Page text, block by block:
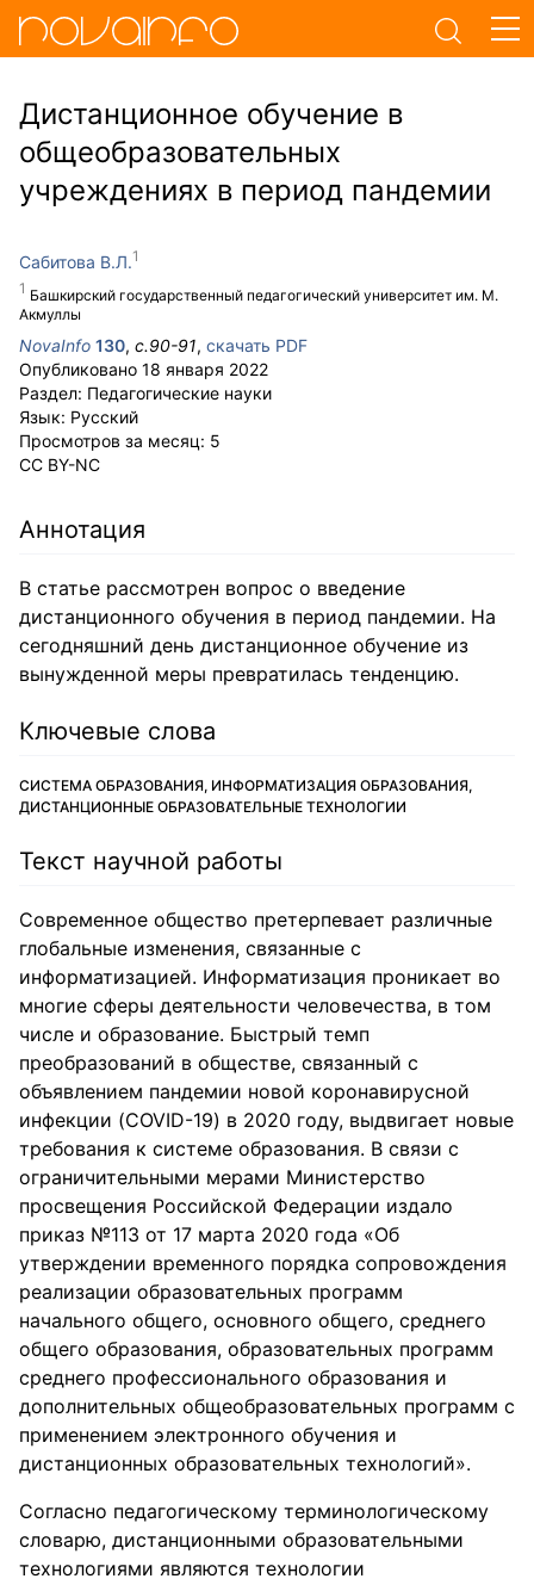
Дистанционное обучение в
общеобразовательных
учреждениях в период пандемии
Сабитова В.Л.
Башкирский государственный педагогический университет им. М.
Акмуллы
NovaInfo 130, с.90-91, скачать PDF
Опубликовано 18 января 2022
Раздел: Педагогические науки
Язык: Русский
Просмотров за месяц: 5
CC BY-NC
Аннотация
В статье рассмотрен вопрос о введение
дистанционного обучения в период пандемии. На
сегодняшний день дистанционное обучение из
вынужденной меры превратилась тенденцию.
Ключевые слова
СИСТЕМА ОБРАЗОВАНИЯ, ИНФОРМАТИЗАЦИЯ ОБРАЗОВАНИЯ,
ДИСТАНЦИОННЫЕ ОБРАЗОВАТЕЛЬНЫЕ ТЕХНОЛОГИИ
Текст научной работы
Современное общество претерпевает различные
глобальные изменения, связанные с
информатизацией. Информатизация проникает во
многие сферы деятельности человечества, в том
числе и образование. Быстрый темп
преобразований в обществе, связанный с
объявлением пандемии новой коронавирусной
инфекции (COVID-19) в 2020 году, выдвигает новые
требования к системе образования. В связи с
ограничительными мерами Министерство
просвещения Российской Федерации издало
приказ №113 от 17 марта 2020 года «Об
утверждении временного порядка сопровождения
реализации образовательных программ
начального общего, основного общего, среднего
общего образования, образовательных программ
среднего профессионального образования и
дополнительных общеобразовательных программ с
применением электронного обучения и
дистанционных образовательных технологий».
Согласно педагогическому терминологическому
словарю, дистанционными образовательными
технологиями являются технологии